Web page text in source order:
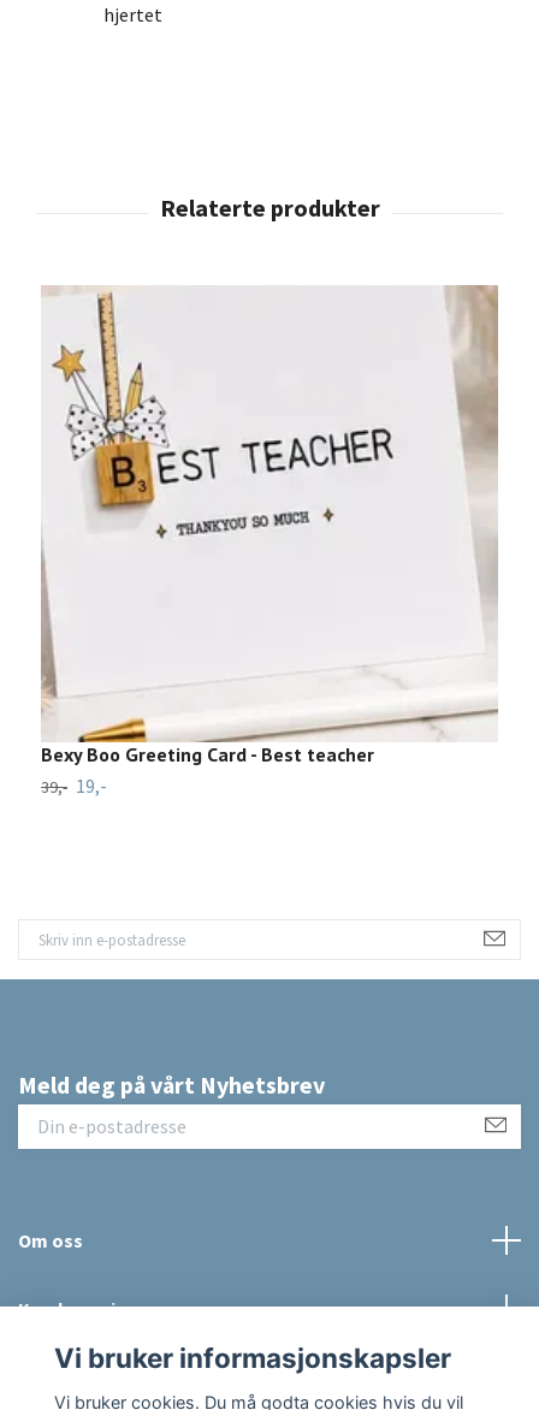
hjertet
Bexy Boo Greeting Card - Best teacher
39,- 19,-
Meld deg på vårt Nyhetsbrev
Om oss
Kundeservice
Sosiale medier
Vi bruker informasjonskapsler
Vi bruker cookies. Du må godta cookies hvis du vil